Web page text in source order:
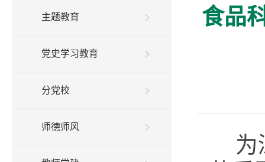
主题教育
党史学习教育
分党校
师德师风
食品
为